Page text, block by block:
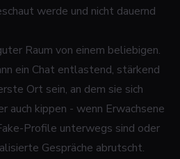
werde und nicht dauernd
Raum von einem beliebigen.
ein Chat entlastend, stärkend
Ort sein, an dem sie sich
auch kippen - wenn Erwachsene
Profile unterwegs sind oder
Gespräche abrutscht.